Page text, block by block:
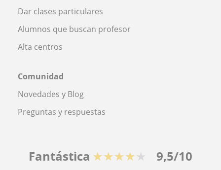
Dar clases particulares
Alumnos que buscan profesor
Alta centros
Comunidad
Novedades y Blog
Preguntas y respuestas
Fantástica ★★★★★ 9,5/10